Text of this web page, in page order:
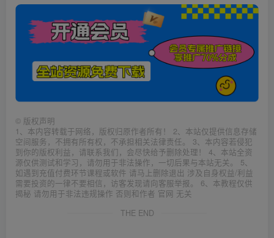
© 版权声明
1、本内容转载于网络，版权归原作者所有！ 2、本站仅提供信息存储
空间服务，不拥有所有权，不承担相关法律责任。 3、本内容若侵犯
到你的版权利益，请联系我们，会尽快给予删除处理！ 4、本站全资
源仅供测试和学习，请勿用于非法操作，一切后果与本站无关。 5、
如遇到充值付费环节课程或软件 请马上删除退出 涉及自身权益/利益
需要投资的一律不要相信，访客发现请向客服举报。 6、本教程仅供
揭秘 请勿用于非法违规操作 否则和作者 官网 无关
THE END